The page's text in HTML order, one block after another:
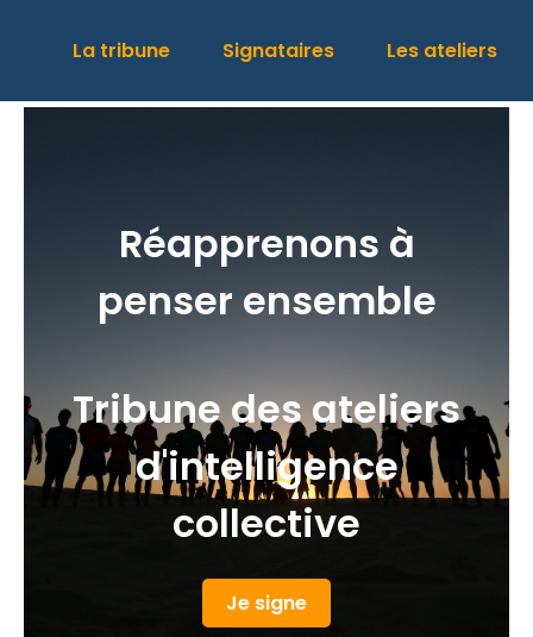
Réapprenons à
penser ensemble
Tribune des ateliers
d'intelligence
collective
Je signe
La tribune Signataires Les ateliers